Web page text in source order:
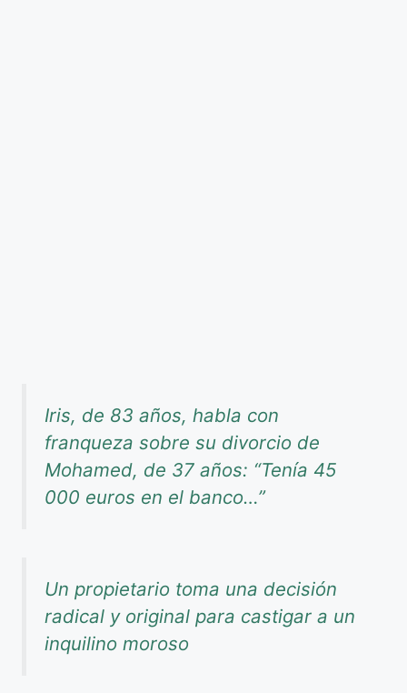
Iris, de 83 años, habla con
franqueza sobre su divorcio de
Mohamed, de 37 años: “Tenía 45
000 euros en el banco…”
Un propietario toma una decisión
radical y original para castigar a un
inquilino moroso